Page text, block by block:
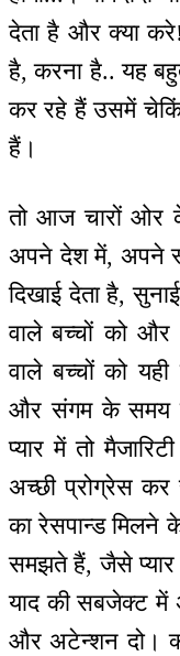
देता है और क्या
है, करना है.. यह
कर रहे हैं उसमें
हैं।
तो आज चारों ओर के
अपने देश में, अपने
दिखाई देता है,
वाले बच्चों को
वाले बच्चों को
और संगम के समय
प्यार में तो
अच्छी प्रोग्रेस कर
का रेसपान्ड मिलने
समझते हैं, जैसे
याद की सबजेक्ट में
और अटेन्शन दो।